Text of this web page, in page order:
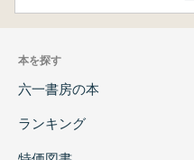
本を探す
六一書房の本
ランキング